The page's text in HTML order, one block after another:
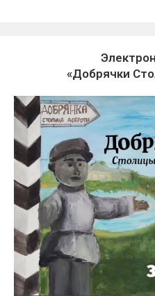
«Добрячки